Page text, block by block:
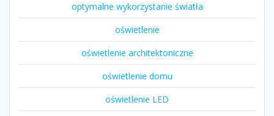
optymalne wykorzystanie światła
oświetlenie
oświetlenie architektoniczne
oświetlenie domu
oświetlenie LED